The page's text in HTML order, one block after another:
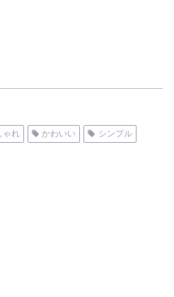
ゃれ かわいい
シンプル